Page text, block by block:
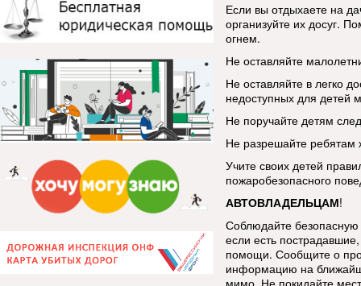
Если вы отдыхаете на
организуйте их досуг.
огнем.
Не оставляйте
Не оставляйте в легко
недоступных для детей
Не поручайте детям
Не разрешайте ребятам
Учите своих детей
пожаробезопасного
АВТОВЛАДЕЛЬЦАМ!
Соблюдайте
если есть
помощи. Сообщите о
информацию на
мимо. Не покидайте